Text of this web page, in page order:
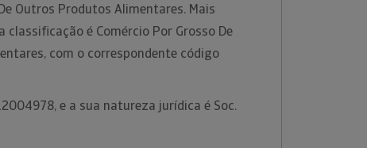
Outros Produtos Alimentares. Mais
classificação é Comércio Por Grosso De
com o correspondente código
e a sua natureza jurídica é Soc.